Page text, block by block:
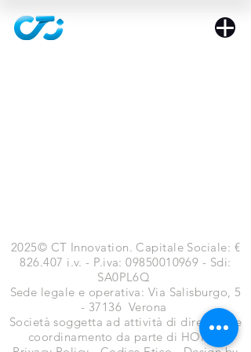
2025© CT Innovation. Capitale Sociale: €
826.407 i.v. - P.iva:09850010969 - Sdi:
SA0PL6Q
​Sede legale e operativa: Via Salisburgo, 5
- 37136 Verona
Società soggetta ad attività di direzione e
coordinamento da parte di HORSA